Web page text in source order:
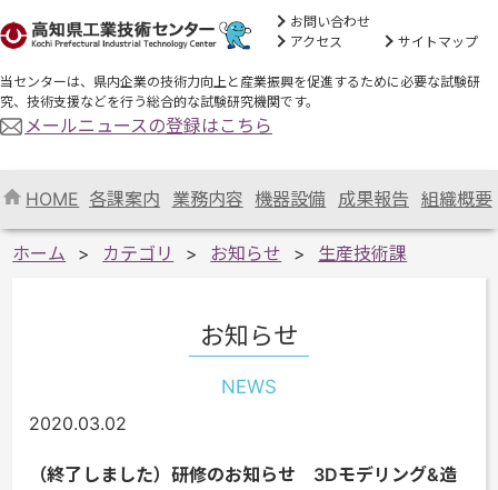
お問い合わせ
アクセス
サイトマップ
当センターは、県内企業の技術力向上と産業振興を促進するために必要な試験研
究、技術支援などを行う総合的な試験研究機関です。
メールニュースの登録はこちら
HOME 各課案内 業務内容 機器設備 成果報告 組織概要
ホーム カテゴリ お知らせ 生産技術課
お知らせ
NEWS
2020.03.02
（終了しました）研修のお知らせ 3Dモデリング&造